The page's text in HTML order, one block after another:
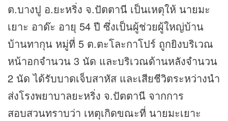
ต.บางปู อ.ยะหริ่ง จ.ปัตตานี เป็นเหตุให้ นายมะ
เยาะ อาด๊ะ อายุ 54 ปี ซึ่งเป็นผู้ช่วยผู้ใหญ่บ้าน
บ้านทากุน หมู่ที่ 5 ต.ตะโละกาโปร์ ถูกยิงบริเวณ
หน้าอกจำนวน 3 นัด และบริเวณด้านหลังจำนวน
2 นัด ได้รับบาดเจ็บสาหัส และเสียชีวิตระหว่างนำ
ส่งโรงพยาบาลยะหริ่ง จ.ปัตตานี จากการ
สอบสวนทราบว่า เหตุเกิดขณะที่ นายมะเยาะ